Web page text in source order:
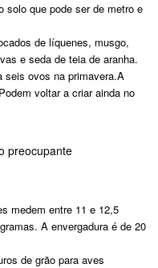
solo que pode ser de metro e
de líquenes, musgo,
e seda de teia de aranha.
seis ovos na primavera.A
voltar a criar ainda no
preocupante
medem entre 11 e 12,5
A envergadura é de 20
de grão para aves